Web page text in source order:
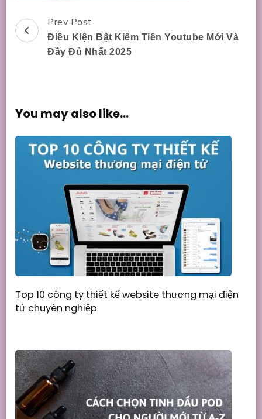
Post
Navigation
Prev Post
Điều Kiện Bật Kiếm Tiền Youtube Mới Và
Đầy Đủ Nhất 2025
You may also like...
Top 10 công ty thiết kế website thương mại điện
tử chuyên nghiệp